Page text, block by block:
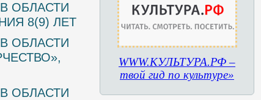
ОБЛАСТИ
8(9) ЛЕТ
ОБЛАСТИ
ОБЛАСТИ
WWW.КУЛЬТУРА.РФ –
твой гид по культуре»